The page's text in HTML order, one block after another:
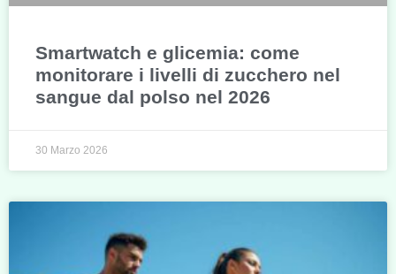
Smartwatch e glicemia: come
monitorare i livelli di zucchero nel
sangue dal polso nel 2026
30 Marzo 2026